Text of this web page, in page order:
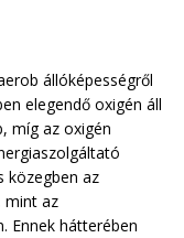
állóképességről
elegendő oxigén áll
míg az oxigén
közegben az
mint az
Ennek hátterében